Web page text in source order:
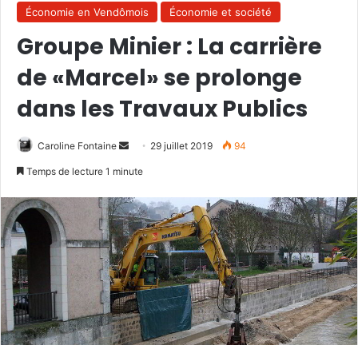
Économie en Vendômois Économie et société
Groupe Minier : La carrière
de «Marcel» se prolonge
dans les Travaux Publics
Caroline Fontaine
o
y
e
r
u
n
c
o
29 juillet 2019 94
Temps de lecture 1 minute